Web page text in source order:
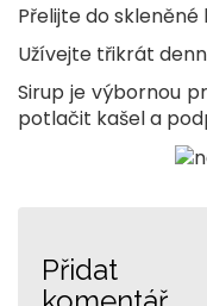
Přelijte do skleněné
Užívejte třikrát
Sirup je výbornou
potlačit kašel a
Přidat